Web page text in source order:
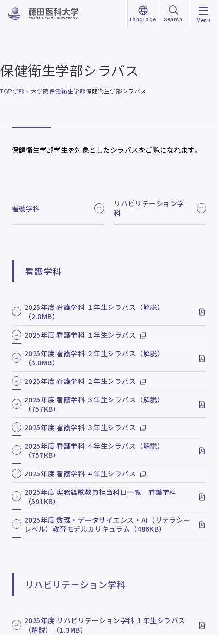
Language Search Menu
保健衛生学部シラバス
TOP学部・大学院保健衛生学部保健衛生学部シラバス
保健衛生学部学生を対象としたシラバスをご覧になれます。
看護学科
リハビリテーション学
科
看護学科
2025年度 看護学科 １年生シラバス（解説）
（2.8MB）
2025年度 看護学科 １年生シラバス
2025年度 看護学科 ２年生シラバス（解説）
（3.0MB）
2025年度 看護学科 ２年生シラバス
2025年度 看護学科 ３年生シラバス（解説）
（757KB）
2025年度 看護学科 ３年生シラバス
2025年度 看護学科 ４年生シラバス（解説）
（757KB）
2025年度 看護学科 ４年生シラバス
2025年度 実務経験教員担当科目一覧 看護学科
（591KB）
2025年度 数理・データサイエンス・AI（リテラシー
レベル）教育モデルカリキュラム（486KB）
リハビリテーション学科
2025年度 リハビリテーション学科 １年生シラバス
（解説）（1.3MB）